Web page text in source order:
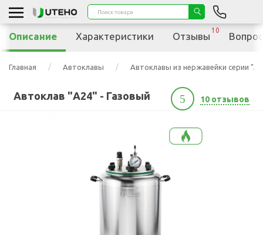
Главная Автоклавы Автоклавы из нержавейки серии "А"
Автоклав "А24" - Газовый 5 10 отзывов
Описание Характеристики Отзывы
10